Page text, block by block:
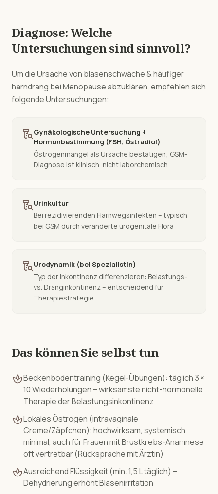
Diagnose: Welche
Untersuchungen sind sinnvoll?
Um die Ursache von blasenschwäche & häufiger
harndrang beiMenopauseabzuklären, empfehlen sich
folgende Untersuchungen:
lab_researchGynäkologische Untersuchung +
Hormonbestimmung (FSH, Östradiol)
Östrogenmangel als Ursache bestätigen; GSM-
Diagnose ist klinisch, nicht laborchemisch
lab_researchUrinkultur
Bei rezidivierenden Harnwegsinfekten – typisch
bei GSM durch veränderte urogenitale Flora
lab_researchUrodynamik (bei Spezialistin)
Typ der Inkontinenz differenzieren: Belastungs-
vs. Dranginkontinenz – entscheidend für
Therapiestrategie
Das können Sie selbst tun
spaBeckenbodentraining (Kegel-Übungen): täglich 3 ×
10 Wiederholungen – wirksamste nicht-hormonelle
Therapie der Belastungsinkontinenz
spaLokales Östrogen (intravaginale
Creme/Zäpfchen): hochwirksam, systemisch
minimal, auch für Frauen mit Brustkrebs-Anamnese
oft vertretbar (Rücksprache mit Ärztin)
spaAusreichend Flüssigkeit (min. 1,5 L täglich) –
Dehydrierung erhöht Blasenirritation